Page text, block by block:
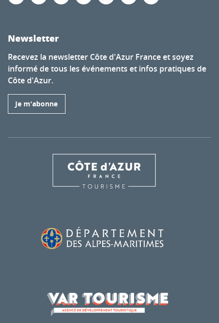
Newsletter
Recevez la newsletter Côte d'Azur France et soyez
informé de tous les événements et infos pratiques de
Côte d'Azur.
Je m'abonne